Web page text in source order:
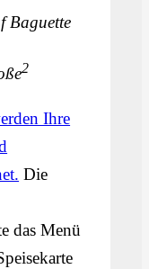
Baguette
2
Ihre
Die
das Menü